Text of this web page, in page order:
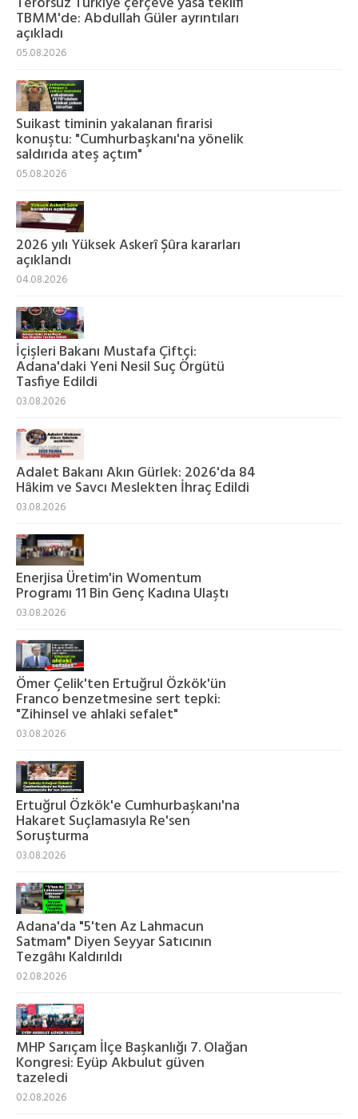
TBMM'de: Abdullah Güler ayrıntıları
açıkladı
05.08.2026
Suikast timinin yakalanan firarisi
konuştu: "Cumhurbaşkanı'na yönelik
saldırıda ateş açtım"
05.08.2026
2026 yılı Yüksek Askerî Şûra kararları
açıklandı
04.08.2026
İçişleri Bakanı Mustafa Çiftçi:
Adana'daki Yeni Nesil Suç Örgütü
Tasfiye Edildi
03.08.2026
Adalet Bakanı Akın Gürlek: 2026'da 84
Hâkim ve Savcı Meslekten İhraç Edildi
03.08.2026
Enerjisa Üretim'in Womentum
Programı 11 Bin Genç Kadına Ulaştı
03.08.2026
Ömer Çelik'ten Ertuğrul Özkök'ün
Franco benzetmesine sert tepki:
"Zihinsel ve ahlaki sefalet"
03.08.2026
Ertuğrul Özkök'e Cumhurbaşkanı'na
Hakaret Suçlamasıyla Re'sen
Soruşturma
03.08.2026
Adana'da "5'ten Az Lahmacun
Satmam" Diyen Seyyar Satıcının
Tezgâhı Kaldırıldı
02.08.2026
MHP Sarıçam İlçe Başkanlığı 7. Olağan
Kongresi: Eyüp Akbulut güven
tazeledi
02.08.2026